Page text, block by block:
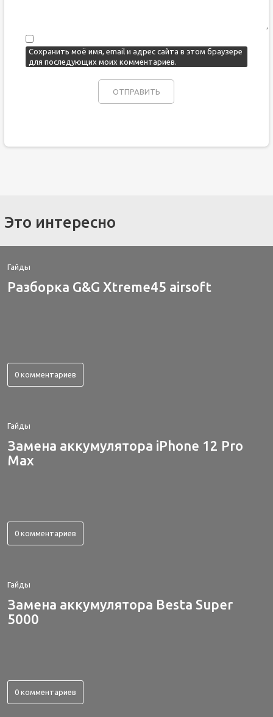
Сохранить моё имя, email и адрес сайта в этом браузере
для последующих моих комментариев.
Это интересно
Гайды
Разборка G&G Xtreme45 airsoft
0 комментариев
Гайды
Замена аккумулятора iPhone 12 Pro
Max
0 комментариев
Гайды
Замена аккумулятора Besta Super
5000
0 комментариев